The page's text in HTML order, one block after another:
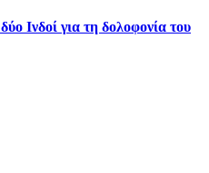
Ινδοί για τη δολοφονία του